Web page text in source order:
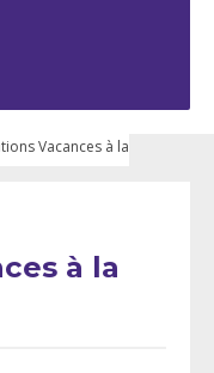
Vacances à la
à la